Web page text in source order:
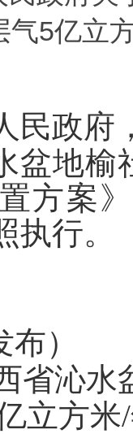
气5亿立
民政府
盆地
方案
行。
）
省沁
立方